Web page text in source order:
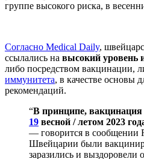
группе высокого риска, в
Согласно Medical Daily,
ссылались на высокий уровень
либо посредством вакцинации,
иммунитета, в качестве основы
рекомендаций.
“В принципе, вакцинация
19 весной / летом 2023
— говорится в сообщении
Швейцарии были
заразились и выздоровели